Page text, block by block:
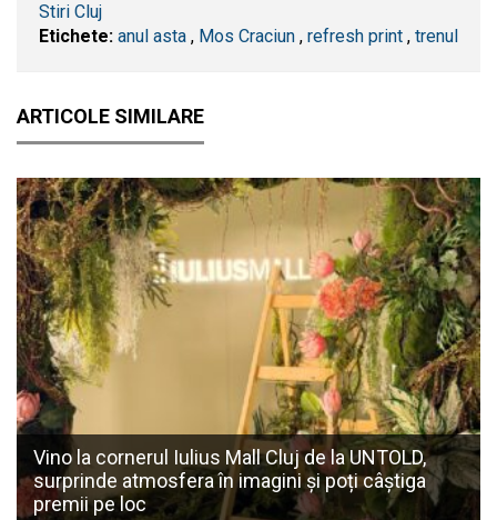
Stiri Cluj
Etichete: anul asta , Mos Craciun , refresh print , trenul
ARTICOLE SIMILARE
Vino la cornerul Iulius Mall Cluj de la UNTOLD,
surprinde atmosfera în imagini și poți câștiga
premii pe loc